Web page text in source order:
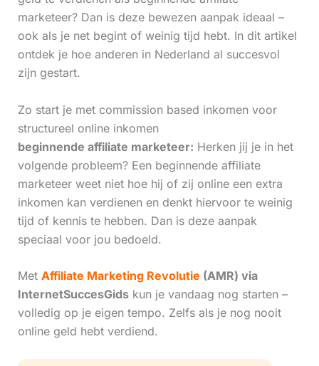
marketeer? Dan is deze bewezen aanpak ideaal –
ook als je net begint of weinig tijd hebt. In dit artikel
ontdek je hoe anderen in Nederland al succesvol
zijn gestart.
Zo start je met commission based inkomen voor
structureel online inkomen
beginnende affiliate marketeer: Herken jij je in het
volgende probleem? Een beginnende affiliate
marketeer weet niet hoe hij of zij online een extra
inkomen kan verdienen en denkt hiervoor te weinig
tijd of kennis te hebben. Dan is deze aanpak
speciaal voor jou bedoeld.
Met Affiliate Marketing Revolutie (AMR) via
InternetSuccesGidskun je vandaag nog starten –
volledig op je eigen tempo. Zelfs als je nog nooit
online geld hebt verdiend.